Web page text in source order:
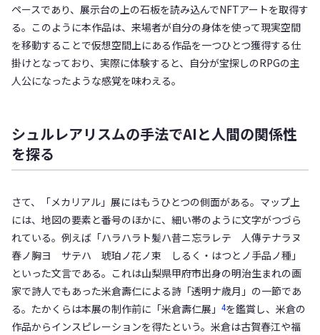
ペースであり、展示台の上の石板を読み込んでNFTアートを取得す
る。このように本作品は、来場者が自分の身体を使って現実空間
を移動することで仮想空間上にある作品を一つひとつ獲得する仕
掛けとなっており、実際に体験すると、自分が宝探しのRPGの主
人公になったような感覚を味わえる。
シュルレアリスムの手法でAIと人間の関係性
を探る
さて、「メカリアル」展にはもうひとつの側面がある。マップ上
には、地図の要素と番号のほかに、細い帯のように文字がつづら
れている。例えば「ハラハラト髪ハ昔ニ忘ラレテ 人傳テナラヌ
春ノ胸ヨ サテハ 琥珀ノ花ノ束 しるく・はつとノ手品ノ種」
といった文言である。これは山梨県甲府市出身の明治生まれの画
家で詩人でもあった米倉壽仁による詩「透明ナ歳月」の一節であ
る。たかくらは本展の制作前に「米倉壽仁展」 4を鑑賞し、米倉の
作品からインスピレーションを得たという。米倉は古賀春江や福